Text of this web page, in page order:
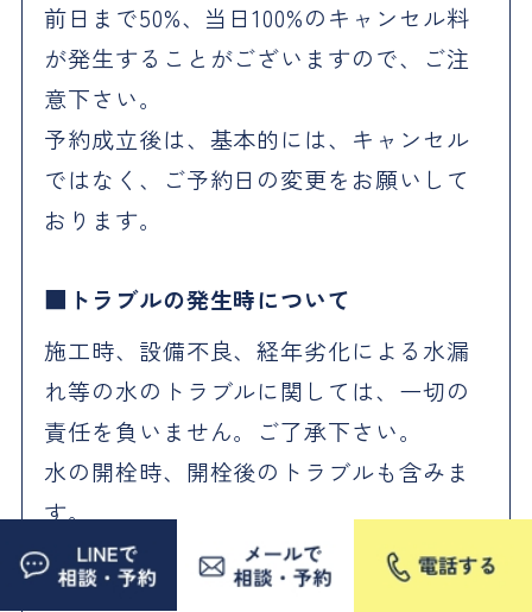
前日まで50%、当日100%のキャンセル料
が発生することがございますので、ご注
意下さい。
予約成立後は、基本的には、キャンセル
ではなく、ご予約日の変更をお願いして
おります。
トラブルの発生時について
施工時、設備不良、経年劣化による水漏
れ等の水のトラブルに関しては、一切の
責任を負いません。ご了承下さい。
水の開栓時、開栓後のトラブルも含みま
す。
賠償責任保険について